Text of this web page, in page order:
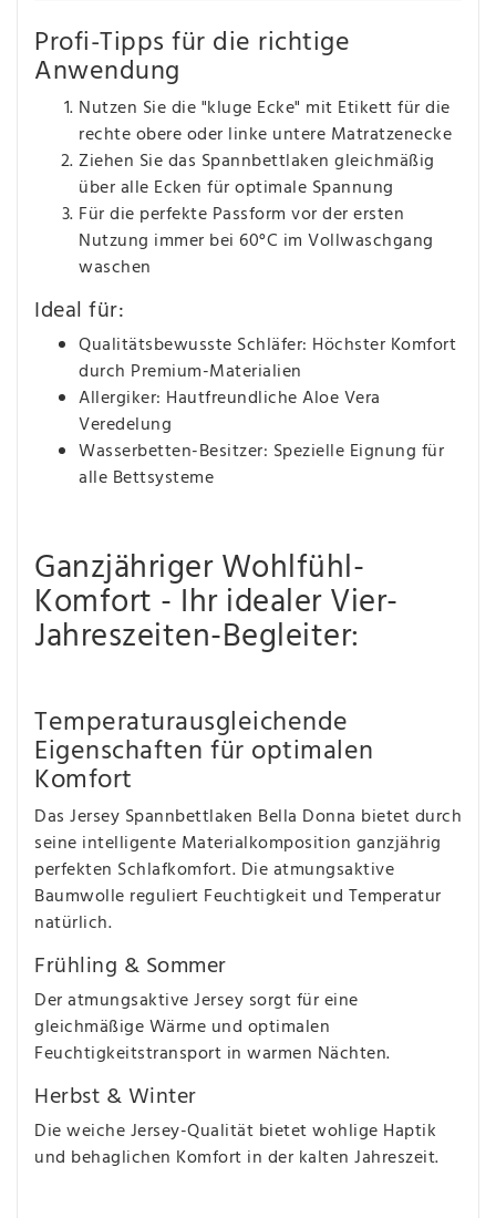
Profi-Tipps für die richtige
Anwendung
Nutzen Sie die "kluge Ecke" mit Etikett für die
rechte obere oder linke untere Matratzenecke
Ziehen Sie das Spannbettlaken gleichmäßig
über alle Ecken für optimale Spannung
Für die perfekte Passform vor der ersten
Nutzung immer bei 60°C im Vollwaschgang
waschen
Ideal für:
Qualitätsbewusste Schläfer: Höchster Komfort
durch Premium-Materialien
Allergiker: Hautfreundliche Aloe Vera
Veredelung
Wasserbetten-Besitzer: Spezielle Eignung für
alle Bettsysteme
Ganzjähriger Wohlfühl-
Komfort - Ihr idealer Vier-
Jahreszeiten-Begleiter:
Temperaturausgleichende
Eigenschaften für optimalen
Komfort
Das Jersey Spannbettlaken Bella Donna bietet durch
seine intelligente Materialkomposition ganzjährig
perfekten Schlafkomfort. Die atmungsaktive
Baumwolle reguliert Feuchtigkeit und Temperatur
natürlich.
Frühling & Sommer
Der atmungsaktive Jersey sorgt für eine
gleichmäßige Wärme und optimalen
Feuchtigkeitstransport in warmen Nächten.
Herbst & Winter
Die weiche Jersey-Qualität bietet wohlige Haptik
und behaglichen Komfort in der kalten Jahreszeit.